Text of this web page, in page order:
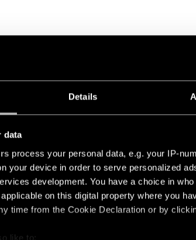
Details
data
process your personal data, e.g. your IP-
your device in order to serve personalized
development. You have a choice in
on this digital property where you
time from the Cookie Declaration or by
like to:
LED STICK
STICK MODUPOINT 100 WHITE